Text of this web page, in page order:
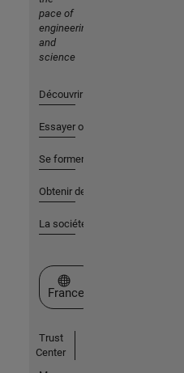
pace of
engineering
and
science
Découvrir les produits
Essayer ou acheter
Se former
Obtenir de l'aide
La société
Sélectionner un site web
France
Trust
Center